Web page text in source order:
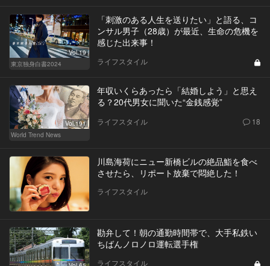
Vol.19
東京独身白書2024
「刺激のある人生を送りたい」と語る、コ
ンサル男子（28歳）が最近、生命の危機を
感じた出来事！
ライフスタイル
Vol.191
World Trend News
年収いくらあったら「結婚しよう」と思え
る？20代男女に聞いた“金銭感覚”
ライフスタイル 18
川島海荷にニュー新橋ビルの絶品鮨を食べ
させたら、リポート放棄で悶絶した！
ライフスタイル
勘弁して！朝の通勤時間帯で、大手私鉄い
ちばんノロノロ運転選手権
ライフスタイル